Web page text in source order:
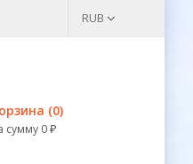
RUB
(0)
сумму 0 ₽